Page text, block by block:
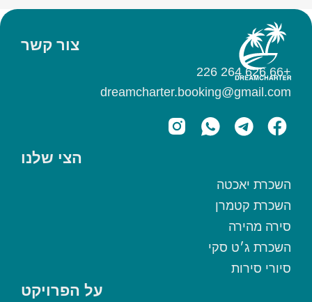
הצי שלנו
השכרת יאכטה
השכרת קטמרן
סירה מהירה
השכרת ג׳ט סקי
סיורי סירות
על הפרויקט
צור קשר
+66 626 264 226
dreamcharter.booking@gmail.com